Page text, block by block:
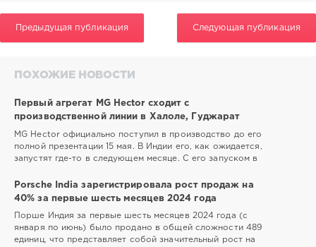
Предыдущая публикация Следующая публикация
ПОХОЖИЕ НОВОСТИ
Первый агрегат MG Hector сходит с
производственной линии в Халоле, Гуджарат
MG Hector официально поступил в производство до его
полной презентации 15 мая. В Индии его, как ожидается,
запустят где-то в следующем месяце. С его запуском в
Porsche India зарегистрировала рост продаж на
40% за первые шесть месяцев 2024 года
Порше Индия за первые шесть месяцев 2024 года (с
января по июнь) было продано в общей сложности 489
единиц, что представляет собой значительный рост на